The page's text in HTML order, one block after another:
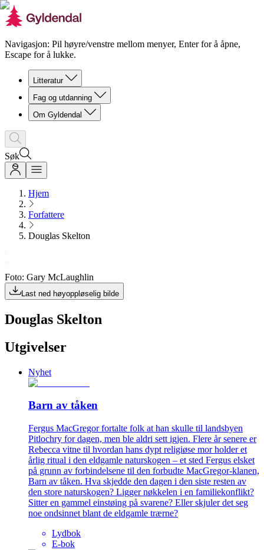
Navigasjon: Pil høyre/venstre mellom menyer, Enter for å åpne,
Escape for å lukke.
Litteratur
Fag og utdanning
Om Gyldendal
Søk
Hjem
Forfattere
Douglas Skelton
Foto: Gary McLaughlin
Last ned høyoppløselig bilde
Douglas Skelton
Utgivelser
Nyhet
Barn av tåken
Fergus MacGregor fortalte folk at han skulle til landsbyen
Pitlochry for dagen, men ble aldri sett igjen. Flere år senere er
Rebecca vitne til hvordan hans dypt religiøse mor holder et
årlig ritual i den eldgamle naturskogen – et sted Fergus elsket
på grunn av forbindelsene til den forbudte MacGregor-klanen,
Barn av tåken. Hva skjedde den dagen i den siste resten av
den store naturskogen? Ligger nøkkelen i en familiekonflikt?
Sitter en gammel einstøing på svarene? Eller skjuler det seg
noe ondsinnet blant de eldgamle trærne?
Lydbok
E-bok